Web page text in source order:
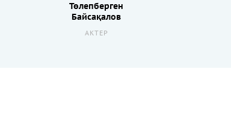
Төлепберген
Байсақалов
АКТЕР